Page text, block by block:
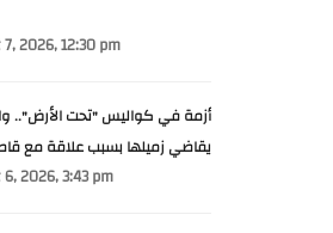
2026, 12:30 pm
أزمة في كواليس "تحت الأرض"..
يقاضي زميلها بسبب علاقة مع
2026, 3:43 pm